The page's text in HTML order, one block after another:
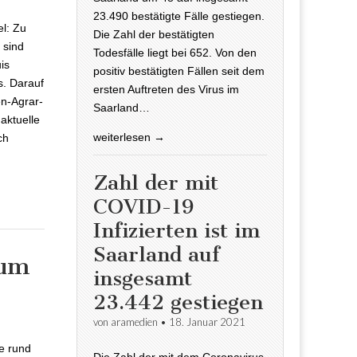
Zu
sind
Darauf
Agrar-
rund
23.490 bestätigte Fälle gestiegen.
Die Zahl der bestätigten
Todesfälle liegt bei 652. Von den
positiv bestätigten Fällen seit dem
ersten Auftreten des Virus im
Saarland…
weiterlesen →
Zahl der mit
COVID-19
Infizierten ist im
Saarland auf
insgesamt
23.442 gestiegen
von aramedien • 18. Januar 2021